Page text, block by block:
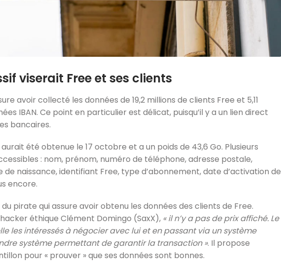
viserait Free et ses clients
avoir collecté les données de 19,2 millions de clients Free et 5,11
IBAN. Ce point en particulier est délicat, puisqu’il y a un lien direct
bancaires.
été obtenue le 17 octobre et a un poids de 43,6 Go. Plusieurs
: nom, prénom, numéro de téléphone, adresse postale,
naissance, identifiant Free, type d’abonnement, date d’activation de
encore.
pirate qui assure avoir obtenu les données des clients de Free.
éthique Clément Domingo (SaxX), « il n’y a pas de prix affiché. Le
les intéressés à négocier avec lui et en passant via un système
système permettant de garantir la transaction ». Il propose
pour « prouver » que ses données sont bonnes.